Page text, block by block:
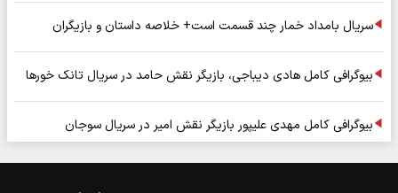
سریال بامداد خمار چند قسمت است+ خلاصه داستان و بازیگران
بیوگرافی کامل هادی دیباجی، بازیگر نقش حامد در سریال تانک خورها
بیوگرافی کامل مهدی علیپور بازیگر نقش امیر در سریال سوجان